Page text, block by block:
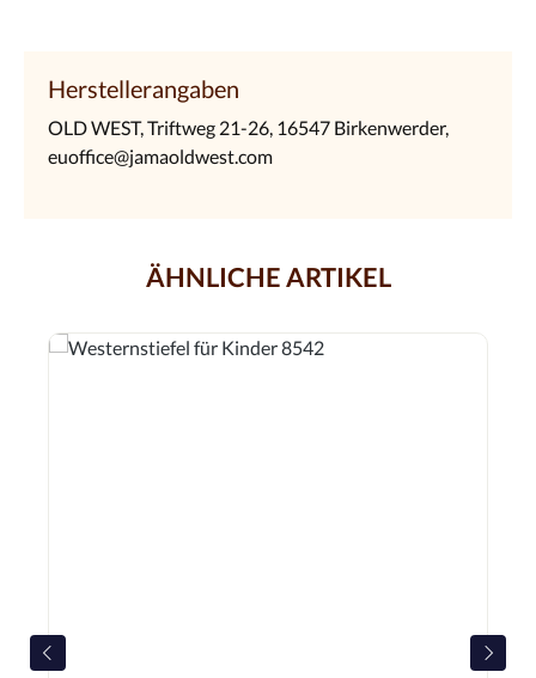
Herstellerangaben
OLD WEST, Triftweg 21-26, 16547 Birkenwerder,
euoffice@jamaoldwest.com
ÄHNLICHE ARTIKEL